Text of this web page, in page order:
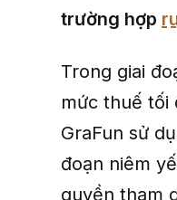
trường hợp
Trong giai
mức thuế tối
GraFun sử
đoạn niêm
quyền tham